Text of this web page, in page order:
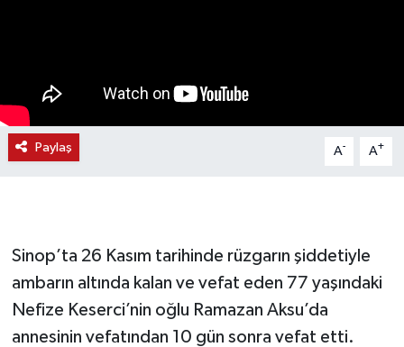
Paylaş A- A+
Sinop’ta 26 Kasım tarihinde rüzgarın şiddetiyle
ambarın altında kalan ve vefat eden 77 yaşındaki
Nefize Keserci’nin oğlu Ramazan Aksu’da
annesinin vefatından 10 gün sonra vefat etti.